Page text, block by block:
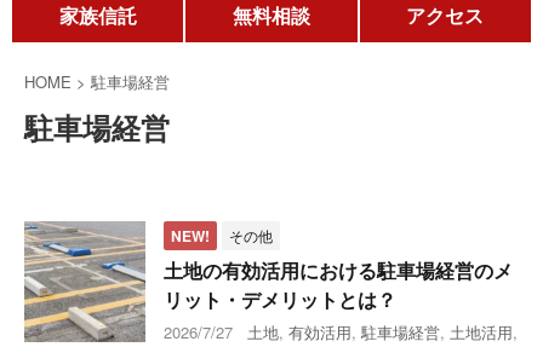
家族信託 無料相談 アクセス
HOME > 駐車場経営
駐車場経営
NEW! その他
土地の有効活用における駐車場経営のメ
リット・デメリットとは？
2026/7/27 土地, 有効活用, 駐車場経営, 土地活用,